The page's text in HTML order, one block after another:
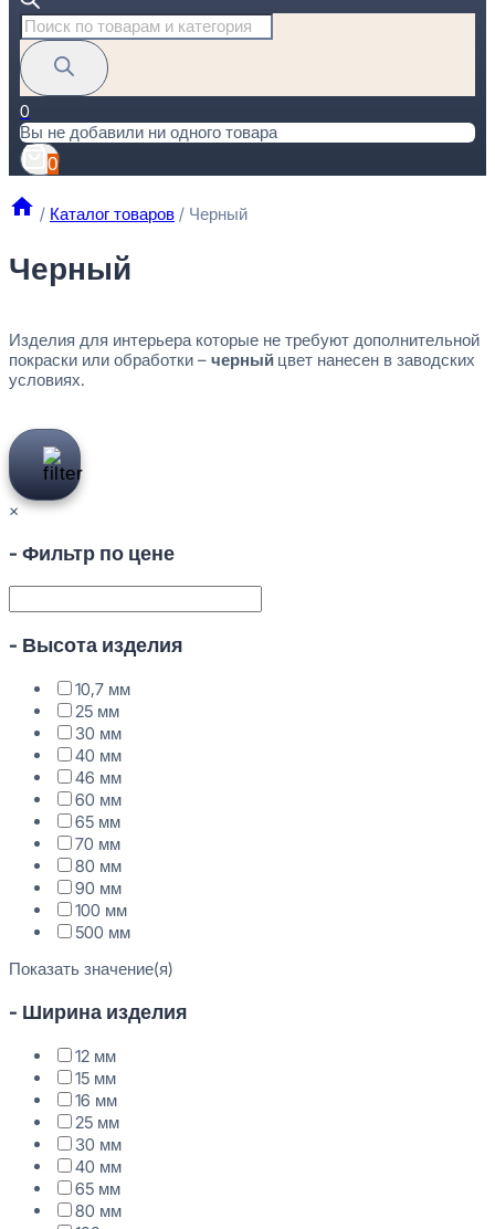
Поиск
товаров
0
Вы не добавили ни одного товара
0
/ Каталог товаров / Черный
Черный
Изделия для интерьера которые не требуют дополнительной
покраски или обработки – черный цвет нанесен в заводских
условиях.
×
- Фильтр по цене
- Высота изделия
10,7 мм
25 мм
30 мм
40 мм
46 мм
60 мм
65 мм
70 мм
80 мм
90 мм
100 мм
500 мм
Показать значение(я)
- Ширина изделия
12 мм
15 мм
16 мм
25 мм
30 мм
40 мм
65 мм
80 мм